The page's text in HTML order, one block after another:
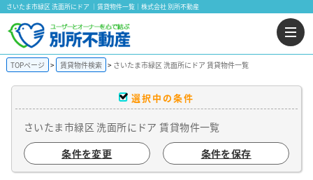
さいたま市緑区 洗面所にドア ｜賃貸物件一覧｜株式会社 別所不動産
TOPページ 賃貸物件検索 さいたま市緑区 洗面所にドア 賃貸物件一覧
選択中の条件
さいたま市緑区 洗面所にドア 賃貸物件一覧
条件を変更
条件を保存